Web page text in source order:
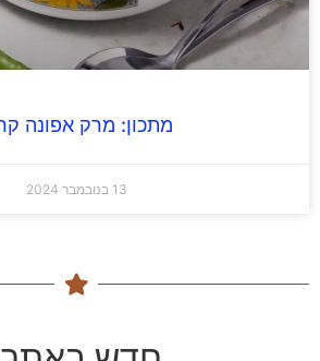
מתכון: מרק אפונה קרמי